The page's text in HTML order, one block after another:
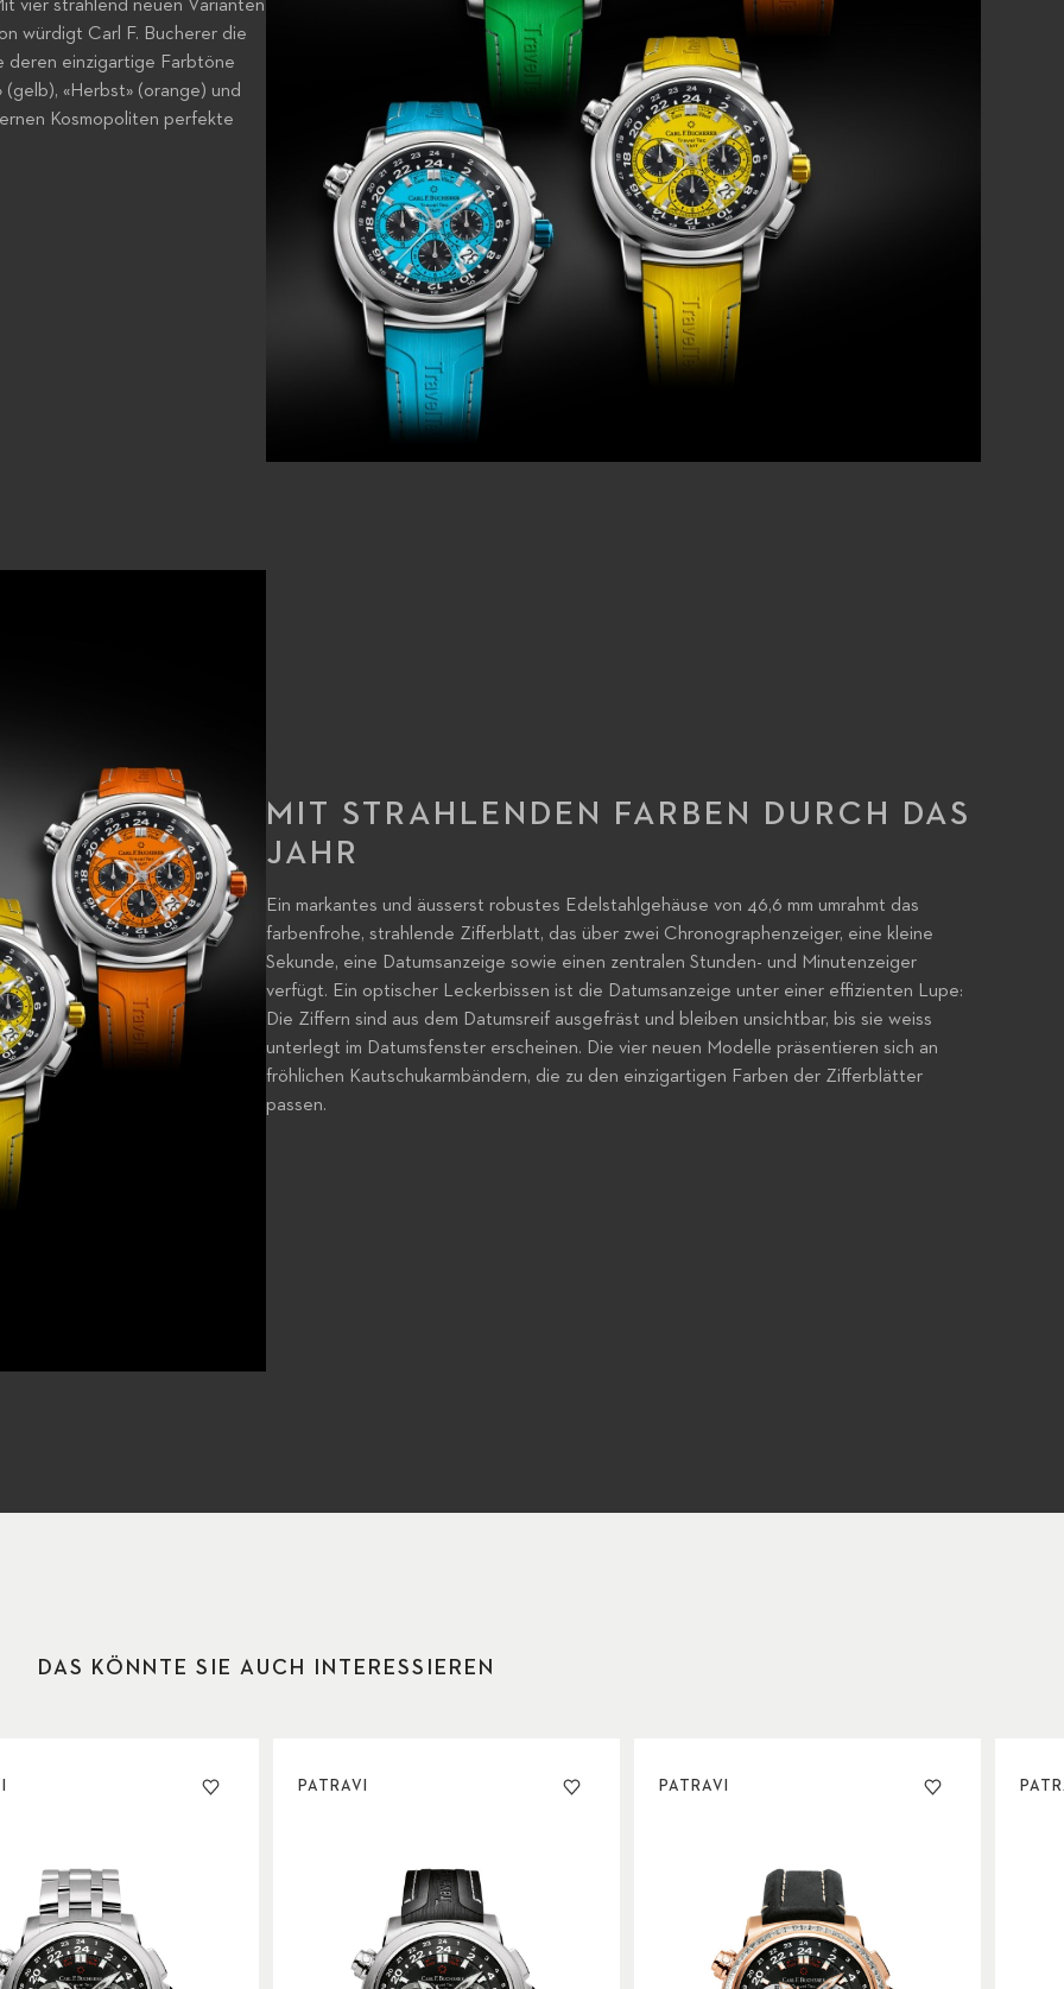
vier strahlend neuen Varianten
würdigt Carl F. Bucherer die
deren einzigartige Farbtöne
(gelb), «Herbst» (orange) und
Kosmopoliten perfekte
MIT STRAHLENDEN FARBEN DURCH DAS
JAHR
Ein markantes und äusserst robustes Edelstahlgehäuse von 46,6 mm umrahmt das
farbenfrohe, strahlende Zifferblatt, das über zwei Chronographenzeiger, eine kleine
Sekunde, eine Datumsanzeige sowie einen zentralen Stunden- und Minutenzeiger
verfügt. Ein optischer Leckerbissen ist die Datumsanzeige unter einer effizienten Lupe:
Die Ziffern sind aus dem Datumsreif ausgefräst und bleiben unsichtbar, bis sie weiss
unterlegt im Datumsfenster erscheinen. Die vier neuen Modelle präsentieren sich an
fröhlichen Kautschukarmbändern, die zu den einzigartigen Farben der Zifferblätter
passen.
DAS KÖNNTE SIE AUCH INTERESSIEREN
PATRAVI PATRAVI